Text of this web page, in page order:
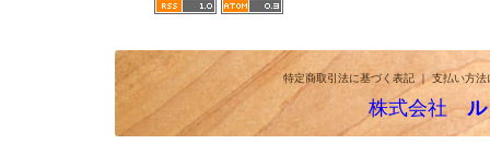
特定商取引法に基づく表記｜支払い方法
株式会社